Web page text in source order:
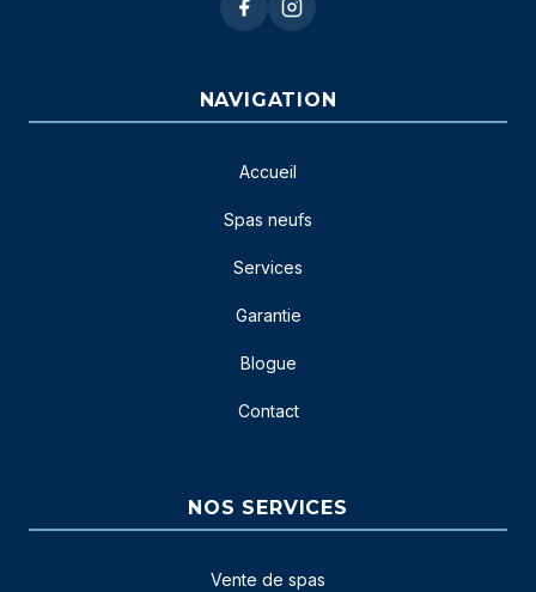
NAVIGATION
Accueil
Spas neufs
Services
Garantie
Blogue
Contact
NOS SERVICES
Vente de spas